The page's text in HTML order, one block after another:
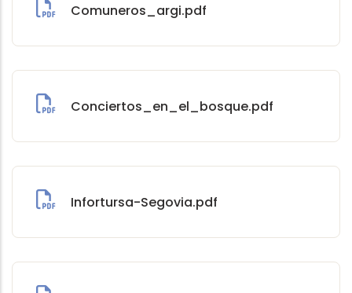
Comuneros_argi.pdf
Conciertos_en_el_bosque.pdf
Infortursa-Segovia.pdf